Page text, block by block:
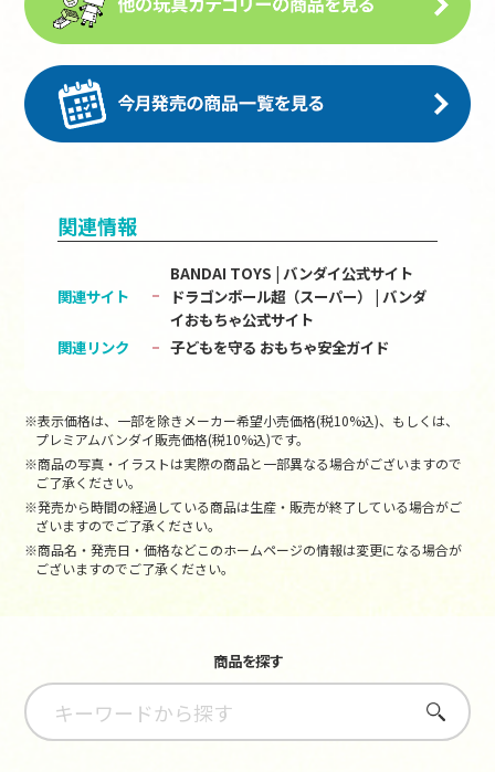
関連情報
関連サイト
BANDAI TOYS | バンダイ公式サイト
ドラゴンボール超（スーパー） | バンダ
イおもちゃ公式サイト
関連リンク
子どもを守る おもちゃ安全ガイド
※表示価格は、一部を除きメーカー希望小売価格(税10%込)、もしくは、
プレミアムバンダイ販売価格(税10%込)です。
※商品の写真・イラストは実際の商品と一部異なる場合がございますので
ご了承ください。
※発売から時間の経過している商品は生産・販売が終了している場合がご
ざいますのでご了承ください。
※商品名・発売日・価格などこのホームページの情報は変更になる場合が
ございますのでご了承ください。
商品を探す
さがす